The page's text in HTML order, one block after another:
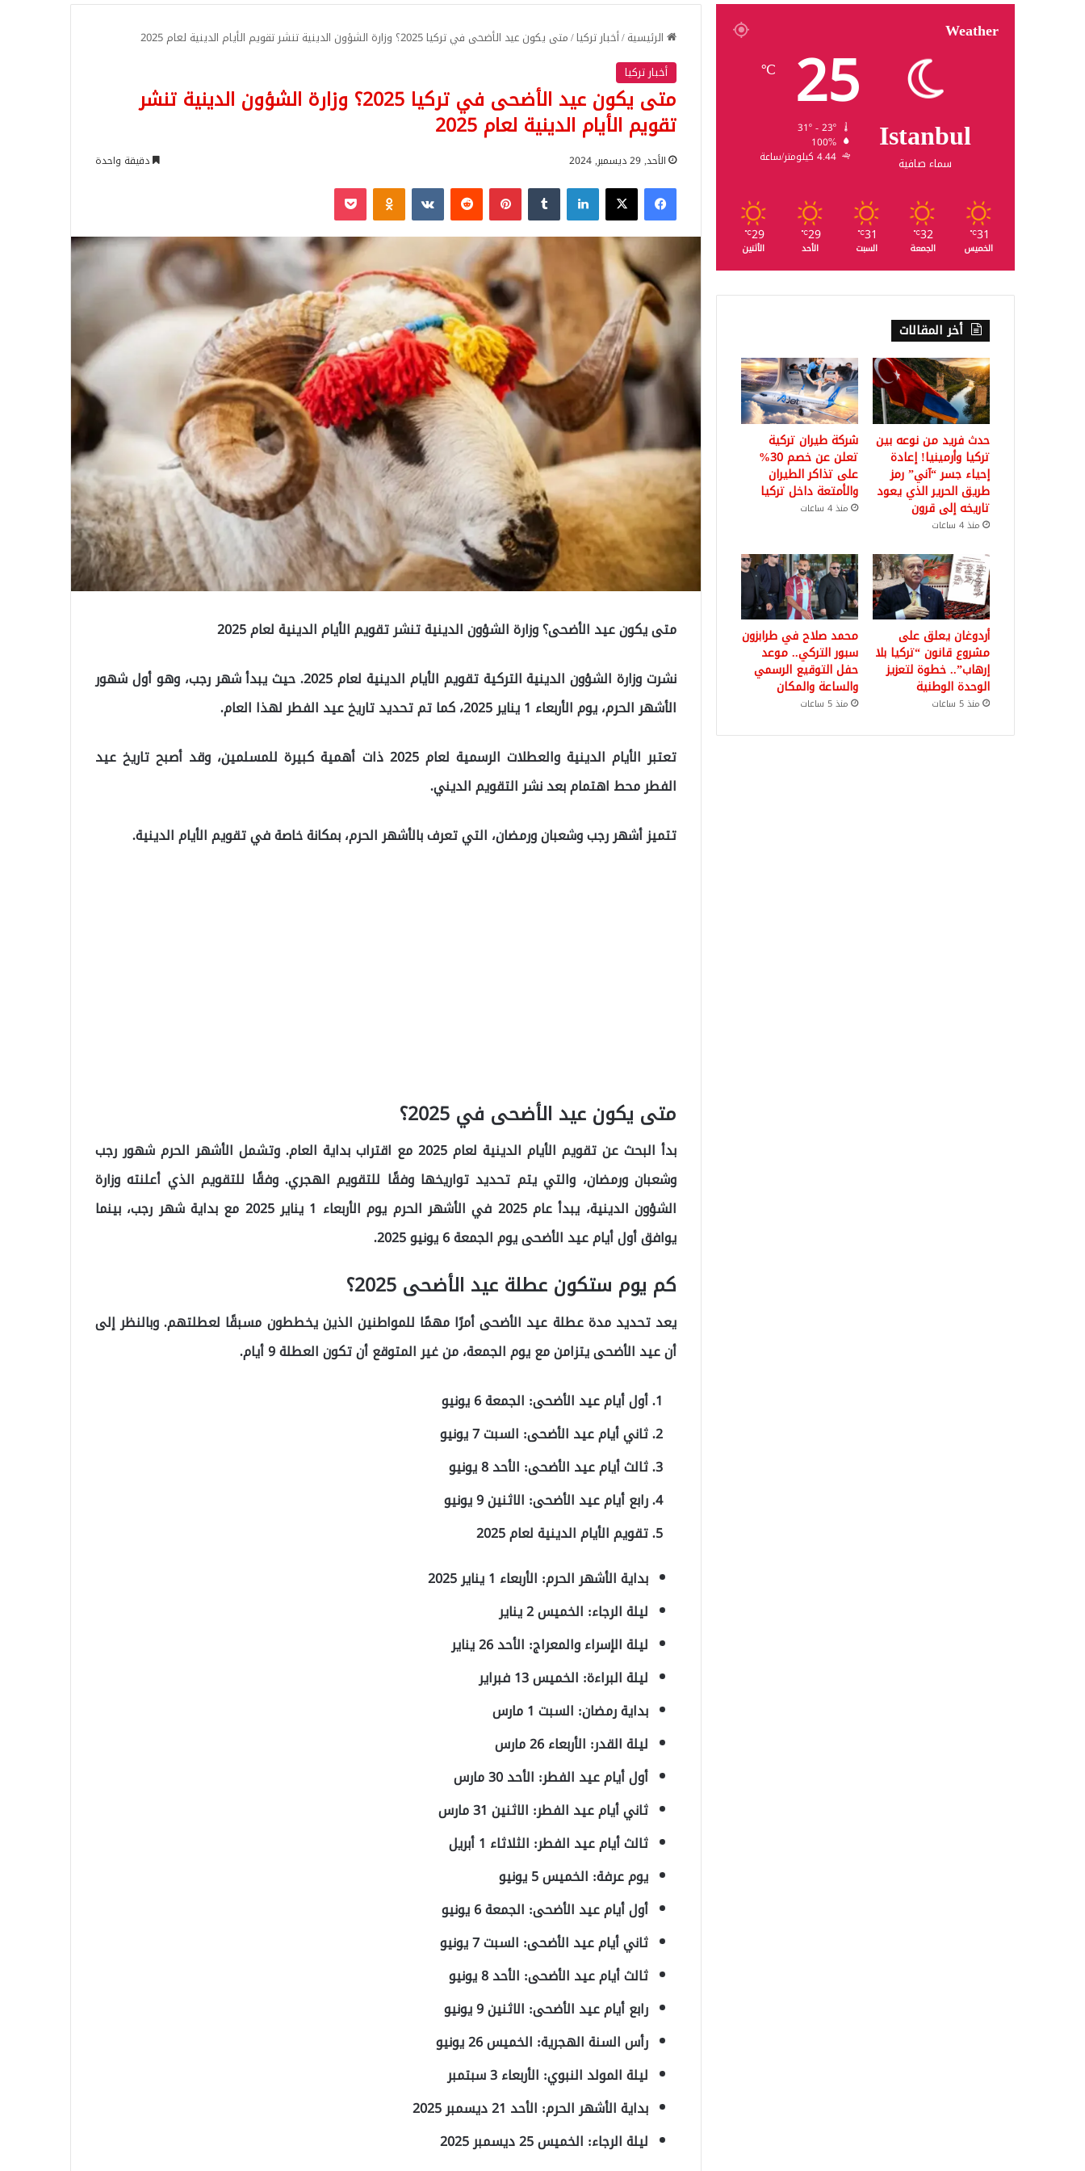
الرئيسية/أخبار تركيا/متى يكون عيد الأضحى في تركيا 2025؟ وزارة الشؤون الدينية تنشر تقويم الأيام الدينية لعام 2025
أخبار تركيا
متى يكون عيد الأضحى في تركيا 2025؟ وزارة الشؤون الدينية تنشر
تقويم الأيام الدينية لعام 2025
الأحد, 29 ديسمبر, 2024 دقيقة واحدة
فيسبوك‫X لينكدإن بينتيريست Odnoklassniki
‫Pocket
متى يكون عيد الأضحى؟ وزارة الشؤون الدينية تنشر تقويم الأيام الدينية لعام 2025
نشرت وزارة الشؤون الدينية التركية تقويم الأيام الدينية لعام 2025. حيث يبدأ شهر رجب، وهو أول شهور
الأشهر الحرم، يوم الأربعاء 1 يناير 2025، كما تم تحديد تاريخ عيد الفطر لهذا العام.
تعتبر الأيام الدينية والعطلات الرسمية لعام 2025 ذات أهمية كبيرة للمسلمين، وقد أصبح تاريخ عيد
الفطر محط اهتمام بعد نشر التقويم الديني.
تتميز أشهر رجب وشعبان ورمضان، التي تعرف بالأشهر الحرم، بمكانة خاصة في تقويم الأيام الدينية.
متى يكون عيد الأضحى في 2025؟
بدأ البحث عن تقويم الأيام الدينية لعام 2025 مع اقتراب بداية العام. وتشمل الأشهر الحرم شهور رجب
وشعبان ورمضان، والتي يتم تحديد تواريخها وفقًا للتقويم الهجري. وفقًا للتقويم الذي أعلنته وزارة
الشؤون الدينية، يبدأ عام 2025 في الأشهر الحرم يوم الأربعاء 1 يناير 2025 مع بداية شهر رجب، بينما
يوافق أول أيام عيد الأضحى يوم الجمعة 6 يونيو 2025.
كم يوم ستكون عطلة عيد الأضحى 2025؟
يعد تحديد مدة عطلة عيد الأضحى أمرًا مهمًا للمواطنين الذين يخططون مسبقًا لعطلتهم. وبالنظر إلى
أن عيد الأضحى يتزامن مع يوم الجمعة، من غير المتوقع أن تكون العطلة 9 أيام.
أول أيام عيد الأضحى: الجمعة 6 يونيو
ثاني أيام عيد الأضحى: السبت 7 يونيو
ثالث أيام عيد الأضحى: الأحد 8 يونيو
رابع أيام عيد الأضحى: الاثنين 9 يونيو
تقويم الأيام الدينية لعام 2025
بداية الأشهر الحرم: الأربعاء 1 يناير 2025
ليلة الرجاء: الخميس 2 يناير
ليلة الإسراء والمعراج: الأحد 26 يناير
ليلة البراءة: الخميس 13 فبراير
بداية رمضان: السبت 1 مارس
ليلة القدر: الأربعاء 26 مارس
أول أيام عيد الفطر: الأحد 30 مارس
ثاني أيام عيد الفطر: الاثنين 31 مارس
ثالث أيام عيد الفطر: الثلاثاء 1 أبريل
يوم عرفة: الخميس 5 يونيو
أول أيام عيد الأضحى: الجمعة 6 يونيو
ثاني أيام عيد الأضحى: السبت 7 يونيو
ثالث أيام عيد الأضحى: الأحد 8 يونيو
رابع أيام عيد الأضحى: الاثنين 9 يونيو
رأس السنة الهجرية: الخميس 26 يونيو
ليلة المولد النبوي: الأربعاء 3 سبتمبر
بداية الأشهر الحرم: الأحد 21 ديسمبر 2025
ليلة الرجاء: الخميس 25 ديسمبر 2025
Weather
Istanbul
سماء صافية
25
℃
100%
4.44 كيلومتر/ساعة
31
℃
الخميس
32
℃
الجمعة
31
℃
السبت
29
℃
الأحد
29
℃
الأثنين
أخر المقالات
حدث فريد من نوعه بين
تركيا وأرمينيا! إعادة
إحياء جسر “آني” رمز
طريق الحرير الذي يعود
تاريخه إلى قرون
منذ 4 ساعات
شركة طيران تركية
تعلن عن خصم 30%
على تذاكر الطيران
والأمتعة داخل تركيا
منذ 4 ساعات
أردوغان يعلق على
مشروع قانون “تركيا بلا
إرهاب”.. خطوة لتعزيز
الوحدة الوطنية
منذ 5 ساعات
محمد صلاح في طرابزون
سبور التركي.. موعد
حفل التوقيع الرسمي
والساعة والمكان
منذ 5 ساعات